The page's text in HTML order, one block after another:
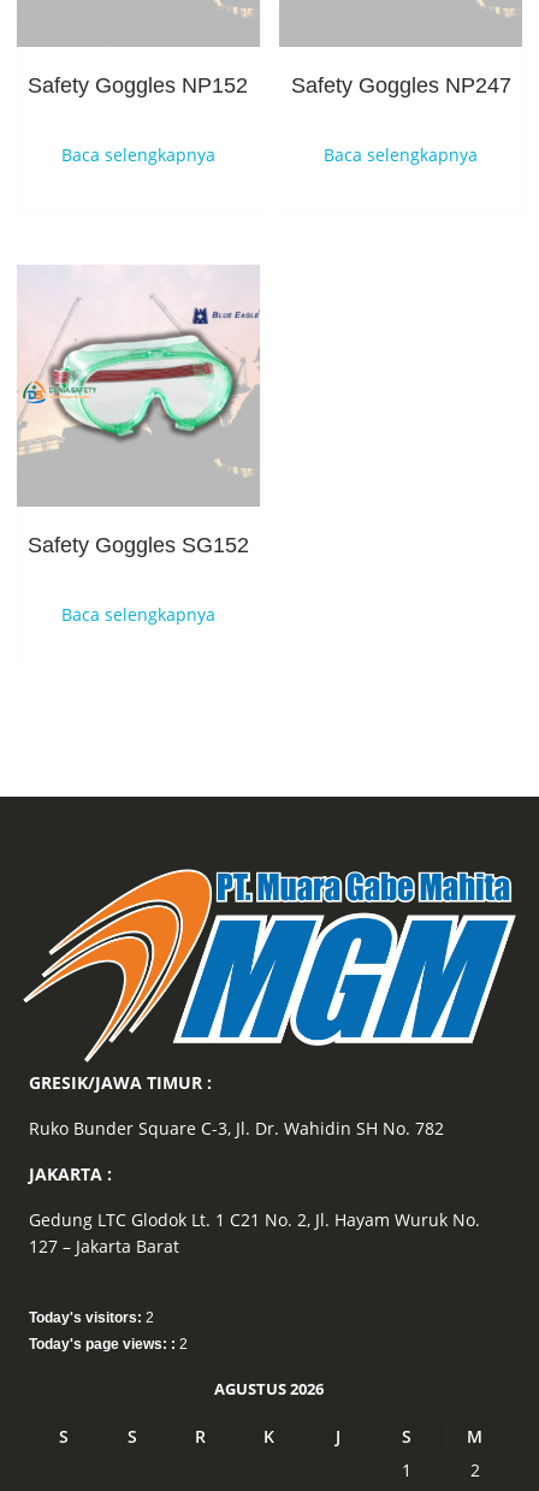
Safety Goggles NP152
Baca selengkapnya
Safety Goggles NP247
Baca selengkapnya
Safety Goggles SG152
Baca selengkapnya
GRESIK/JAWA TIMUR :
Ruko Bunder Square C-3, Jl. Dr. Wahidin SH No. 782
JAKARTA :
Gedung LTC Glodok Lt. 1 C21 No. 2, Jl. Hayam Wuruk No.
127 – Jakarta Barat
Today's visitors: 2
Today's page views: : 2
AGUSTUS 2026
S S R K J S
M
1
2